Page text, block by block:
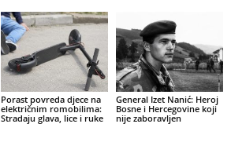
Porast povreda djece na
električnim romobilima:
Stradaju glava, lice i ruke
General Izet Nanić: Heroj
Bosne i Hercegovine koji
nije zaboravljen